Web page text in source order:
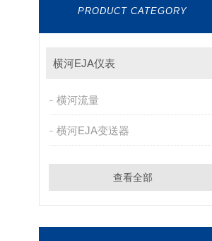
PRODUCT CATEGORY
横河EJA仪表
横河流量
横河EJA变送器
查看全部